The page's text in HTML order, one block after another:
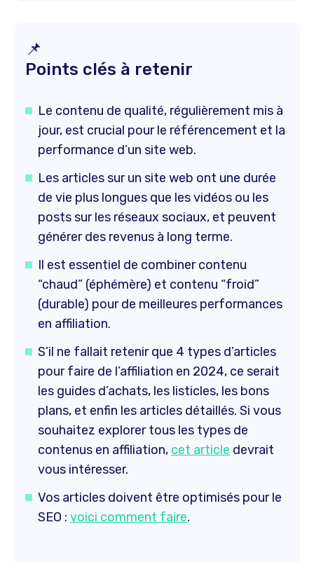
📌
Points clés à retenir
Le contenu de qualité, régulièrement mis à
jour, est crucial pour le référencement et la
performance d’un site web.
Les articles sur un site web ont une durée
de vie plus longues que les vidéos ou les
posts sur les réseaux sociaux, et peuvent
générer des revenus à long terme.
Il est essentiel de combiner contenu
“chaud” (éphémère) et contenu “froid”
(durable) pour de meilleures performances
en affiliation.
S’il ne fallait retenir que 4 types d’articles
pour faire de l’affiliation en 2024, ce serait
les guides d’achats, les listicles, les bons
plans, et enfin les articles détaillés. Si vous
souhaitez explorer tous les types de
contenus en affiliation, cet article devrait
vous intéresser.
Vos articles doivent être optimisés pour le
SEO : voici comment faire.